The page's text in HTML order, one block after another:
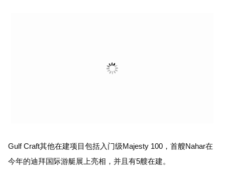
Gulf Craft其他在建项目包括入门级Majesty 100，首艘Nahar在
今年的迪拜国际游艇展上亮相，并且有5艘在建。